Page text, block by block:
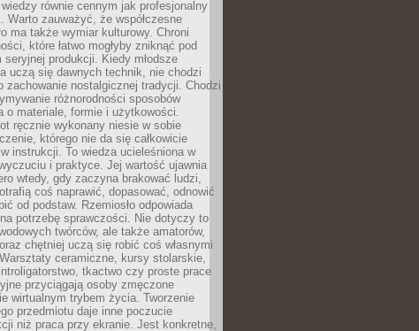
wiedzy równie cennym jak profesjonalny
Warto zauważyć, że współczesne
ma także wymiar kulturowy. Chroni
które łatwo mogłyby zniknąć pod
seryjnej produkcji. Kiedy młodsze
uczą się dawnych technik, nie chodzi
zachowanie nostalgicznej tradycji. Chodzi
różnorodności sposobów
o materiale, formie i użytkowości.
ręcznie wykonany niesie w sobie
którego nie da się całkowicie
instrukcji. To wiedza ucieleśniona w
i praktyce. Jej wartość ujawnia
wtedy, gdy zaczyna brakować ludzi,
coś naprawić, dopasować, odnowić
od podstaw. Rzemiosło odpowiada
potrzebę sprawczości. Nie dotyczy to
twórców, ale także amatorów,
chętniej uczą się robić coś własnymi
ceramiczne, kursy stolarskie,
tkactwo czy proste prace
przyciągają osoby zmęczone
wirtualnym trybem życia. Tworzenie
przedmiotu daje inne poczucie
niż praca przy ekranie. Jest konkretne,